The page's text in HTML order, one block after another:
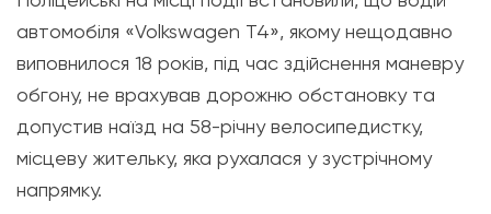
автомобіля «Volkswagen T4», якому нещодавно
виповнилося 18 років, під час здійснення маневру
обгону, не врахував дорожню обстановку та
допустив наїзд на 58-річну велосипедистку,
місцеву жительку, яка рухалася у зустрічному
напрямку.